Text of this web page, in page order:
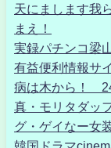
天にまします我
まえ！
実録パチンコ梁
有益便利情報サ
病は木から！
真・モリタダッ
グ・ゲイなー女